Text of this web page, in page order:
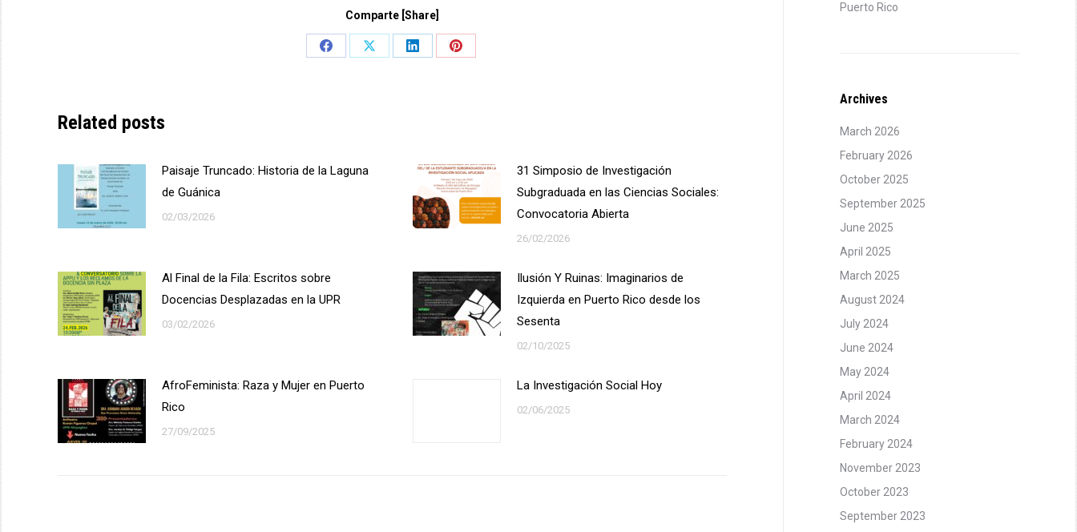
Comparte [Share]
Share
Share
Share
Share
Related posts
Paisaje Truncado: Historia de la Laguna
de Guánica
02/03/2026
31 Simposio de Investigación
Subgraduada en las Ciencias Sociales:
Convocatoria Abierta
26/02/2026
Al Final de la Fila: Escritos sobre
Docencias Desplazadas en la UPR
03/02/2026
Ilusión Y Ruinas: Imaginarios de
Izquierda en Puerto Rico desde los
Sesenta
02/10/2025
AfroFeminista: Raza y Mujer en Puerto
Rico
27/09/2025
La Investigación Social Hoy
02/06/2025
Puerto Rico
Archives
March 2026
February 2026
October 2025
September 2025
June 2025
April 2025
March 2025
August 2024
July 2024
June 2024
May 2024
April 2024
March 2024
February 2024
November 2023
October 2023
September 2023